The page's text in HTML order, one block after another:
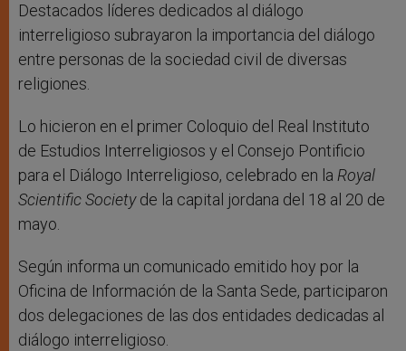
Destacados líderes dedicados al diálogo
interreligioso subrayaron la importancia del diálogo
entre personas de la sociedad civil de diversas
religiones.
Lo hicieron en el primer Coloquio del Real Instituto
de Estudios Interreligiosos y el Consejo Pontificio
para el Diálogo Interreligioso, celebrado en la Royal
Scientific Societyde la capital jordana del 18 al 20 de
mayo.
Según informa un comunicado emitido hoy por la
Oficina de Información de la Santa Sede, participaron
dos delegaciones de las dos entidades dedicadas al
diálogo interreligioso.